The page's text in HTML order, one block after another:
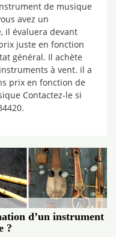
de musique
avez un
il évaluera devant
juste en fonction
général. Il achète
à vent. il a
prix en fonction de
Contactez-le si
d’un instrument
?